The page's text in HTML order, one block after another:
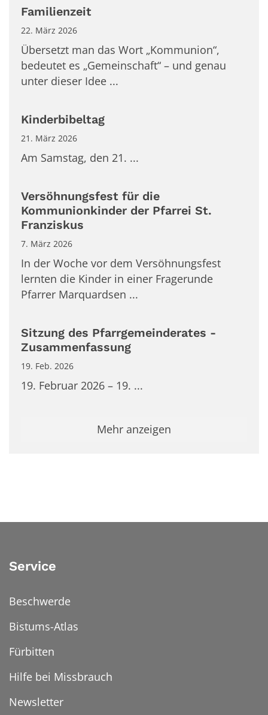
Familienzeit
22. März 2026
Übersetzt man das Wort „Kommunion“,
bedeutet es „Gemeinschaft“ – und genau
unter dieser Idee ...
Kinderbibeltag
21. März 2026
Am Samstag, den 21. ...
Versöhnungsfest für die
Kommunionkinder der Pfarrei St.
Franziskus
7. März 2026
In der Woche vor dem Versöhnungsfest
lernten die Kinder in einer Fragerunde
Pfarrer Marquardsen ...
Sitzung des Pfarrgemeinderates -
Zusammenfassung
19. Feb. 2026
19. Februar 2026 – 19. ...
Mehr anzeigen
Service
Beschwerde
Bistums-Atlas
Fürbitten
Hilfe bei Missbrauch
Newsletter